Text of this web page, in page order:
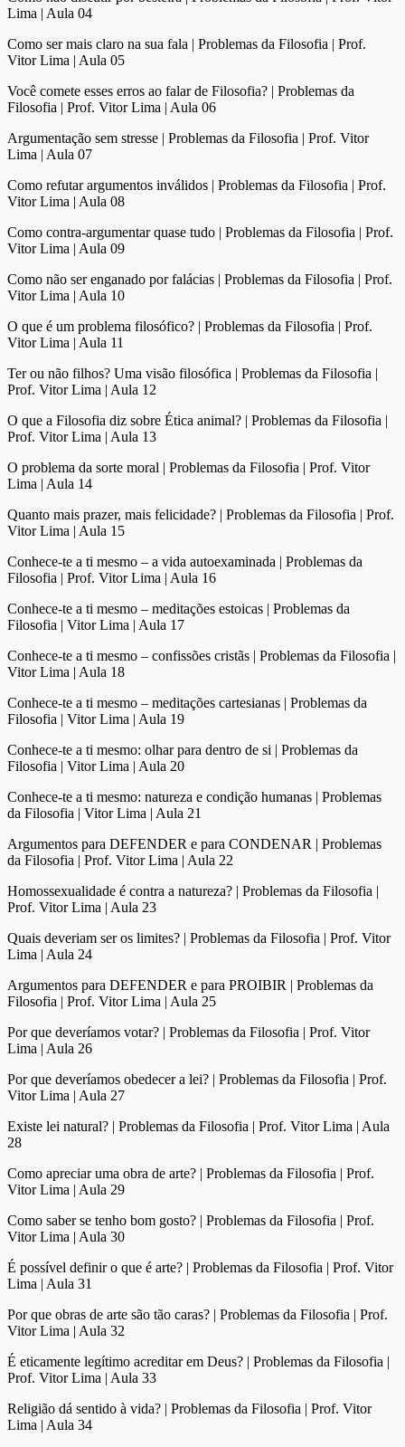
Lima | Aula 04
Como ser mais claro na sua fala | Problemas da Filosofia | Prof.
Vitor Lima | Aula 05
Você comete esses erros ao falar de Filosofia? | Problemas da
Filosofia | Prof. Vitor Lima | Aula 06
Argumentação sem stresse | Problemas da Filosofia | Prof. Vitor
Lima | Aula 07
Como refutar argumentos inválidos | Problemas da Filosofia | Prof.
Vitor Lima | Aula 08
Como contra-argumentar quase tudo | Problemas da Filosofia | Prof.
Vitor Lima | Aula 09
Como não ser enganado por falácias | Problemas da Filosofia | Prof.
Vitor Lima | Aula 10
O que é um problema filosófico? | Problemas da Filosofia | Prof.
Vitor Lima | Aula 11
Ter ou não filhos? Uma visão filosófica | Problemas da Filosofia |
Prof. Vitor Lima | Aula 12
O que a Filosofia diz sobre Ética animal? | Problemas da Filosofia |
Prof. Vitor Lima | Aula 13
O problema da sorte moral | Problemas da Filosofia | Prof. Vitor
Lima | Aula 14
Quanto mais prazer, mais felicidade? | Problemas da Filosofia | Prof.
Vitor Lima | Aula 15
Conhece-te a ti mesmo – a vida autoexaminada | Problemas da
Filosofia | Prof. Vitor Lima | Aula 16
Conhece-te a ti mesmo – meditações estoicas | Problemas da
Filosofia | Vitor Lima | Aula 17
Conhece-te a ti mesmo – confissões cristãs | Problemas da Filosofia |
Vitor Lima | Aula 18
Conhece-te a ti mesmo – meditações cartesianas | Problemas da
Filosofia | Vitor Lima | Aula 19
Conhece-te a ti mesmo: olhar para dentro de si | Problemas da
Filosofia | Vitor Lima | Aula 20
Conhece-te a ti mesmo: natureza e condição humanas | Problemas
da Filosofia | Vitor Lima | Aula 21
Argumentos para DEFENDER e para CONDENAR | Problemas
da Filosofia | Prof. Vitor Lima | Aula 22
Homossexualidade é contra a natureza? | Problemas da Filosofia |
Prof. Vitor Lima | Aula 23
Quais deveriam ser os limites? | Problemas da Filosofia | Prof. Vitor
Lima | Aula 24
Argumentos para DEFENDER e para PROIBIR | Problemas da
Filosofia | Prof. Vitor Lima | Aula 25
Por que deveríamos votar? | Problemas da Filosofia | Prof. Vitor
Lima | Aula 26
Por que deveríamos obedecer a lei? | Problemas da Filosofia | Prof.
Vitor Lima | Aula 27
Existe lei natural? | Problemas da Filosofia | Prof. Vitor Lima | Aula
28
Como apreciar uma obra de arte? | Problemas da Filosofia | Prof.
Vitor Lima | Aula 29
Como saber se tenho bom gosto? | Problemas da Filosofia | Prof.
Vitor Lima | Aula 30
É possível definir o que é arte? | Problemas da Filosofia | Prof. Vitor
Lima | Aula 31
Por que obras de arte são tão caras? | Problemas da Filosofia | Prof.
Vitor Lima | Aula 32
É eticamente legítimo acreditar em Deus? | Problemas da Filosofia |
Prof. Vitor Lima | Aula 33
Religião dá sentido à vida? | Problemas da Filosofia | Prof. Vitor
Lima | Aula 34